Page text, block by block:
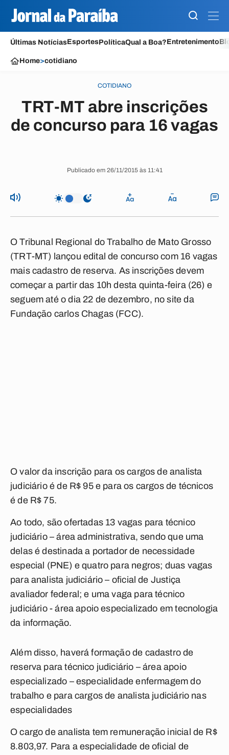
Últimas NotíciasEsportesPolíticaQual a Boa?Entretenimento
Home>cotidiano
COTIDIANO
TRT-MT abre inscrições
de concurso para 16 vagas
Publicado em 26/11/2015 às 11:41
O Tribunal Regional do Trabalho de Mato Grosso
(TRT-MT) lançou edital de concurso com 16 vagas
mais cadastro de reserva. As inscrições devem
começar a partir das 10h desta quinta-feira (26) e
seguem até o dia 22 de dezembro, no site da
Fundação carlos Chagas (FCC).
O valor da inscrição para os cargos de analista
judiciário é de R$ 95 e para os cargos de técnicos
é de R$ 75.
Ao todo, são ofertadas 13 vagas para técnico
judiciário – área administrativa, sendo que uma
delas é destinada a portador de necessidade
especial (PNE) e quatro para negros; duas vagas
para analista judiciário – oficial de Justiça
avaliador federal; e uma vaga para técnico
judiciário - área apoio especializado em tecnologia
da informação.
Além disso, haverá formação de cadastro de
reserva para técnico judiciário – área apoio
especializado – especialidade enfermagem do
trabalho e para cargos de analista judiciário nas
especialidades
O cargo de analista tem remuneração inicial de R$
8.803,97. Para a especialidade de oficial de